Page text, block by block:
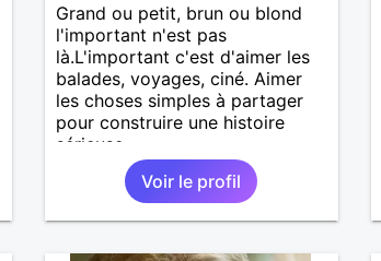
Grand ou petit, brun ou blond
l'important n'est pas
là.L'important c'est d'aimer les
balades, voyages, ciné. Aimer
les choses simples à partager
pour construire une histoire
sérieuse.
Voir le profil